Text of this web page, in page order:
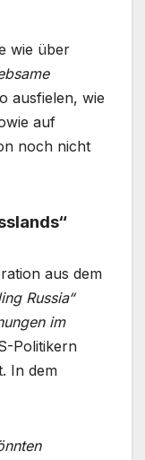
wie über
ausfielen, wie
auf
noch nicht
aus dem
Russia“
im
Politikern
In dem